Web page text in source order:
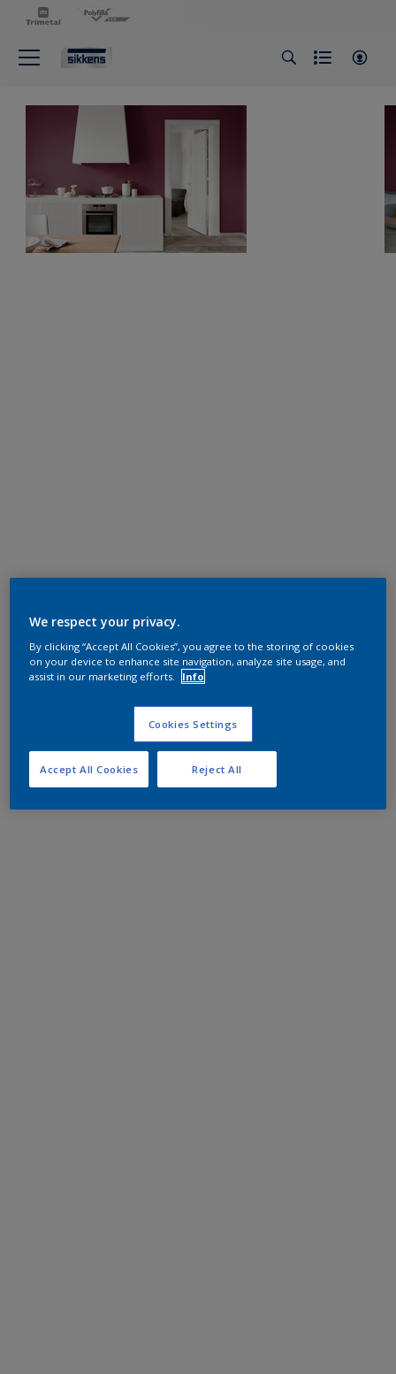
We respect your privacy.
By clicking “Accept All Cookies”, you agree to the storing of cookies
on your device to enhance site navigation, analyze site usage, and
assist in our marketing efforts.
Info
Cookies Settings
Reject All
Accept All Cookies